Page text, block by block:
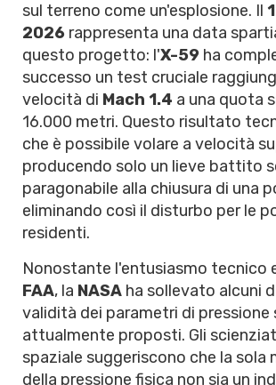
sul terreno come un'esplosione. Il
2026 rappresenta una data
questo progetto: l'X-59 ha
successo un test cruciale
velocità di Mach 1.4 a una quota
16.000 metri. Questo risultato
che è possibile volare a velocità
producendo solo un lieve battito
paragonabile alla chiusura di una
eliminando così il disturbo per le
residenti.
Nonostante l'entusiasmo tecnico
FAA, la NASA ha sollevato alcuni
validità dei parametri di pressione
attualmente proposti. Gli
spaziale suggeriscono che la sola
della pressione fisica non sia un